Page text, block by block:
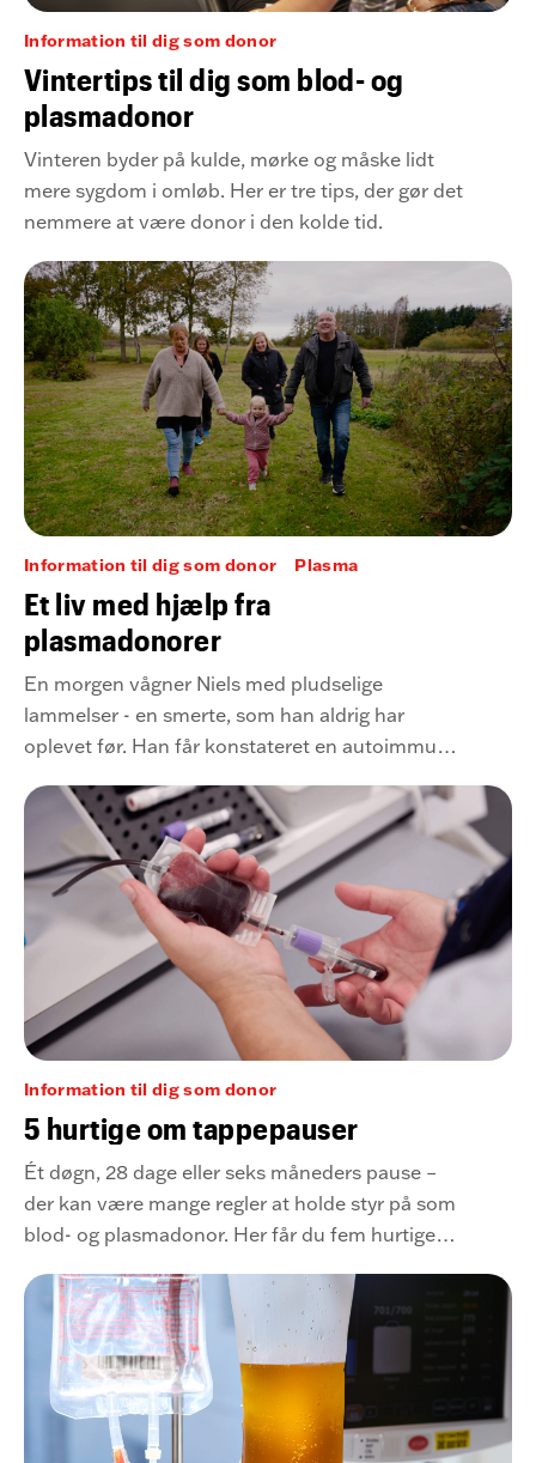
Information til dig som donor
Vintertips til dig som blod- og
plasmadonor
Vinteren byder på kulde, mørke og måske lidt
mere sygdom i omløb. Her er tre tips, der gør det
nemmere at være donor i den kolde tid.
Information til dig som donor Plasma
Et liv med hjælp fra
plasmadonorer
En morgen vågner Niels med pludselige
lammelser - en smerte, som han aldrig har
oplevet før. Han får konstateret en autoimmun
behandlinger med medicin fremstillet af plasma
fra ca. 48 donorer.
Information til dig som donor
5 hurtige om tappepauser
Ét døgn, 28 dage eller seks måneders pause –
der kan være mange regler at holde styr på som
blod- og plasmadonor. Her får du fem hurtige